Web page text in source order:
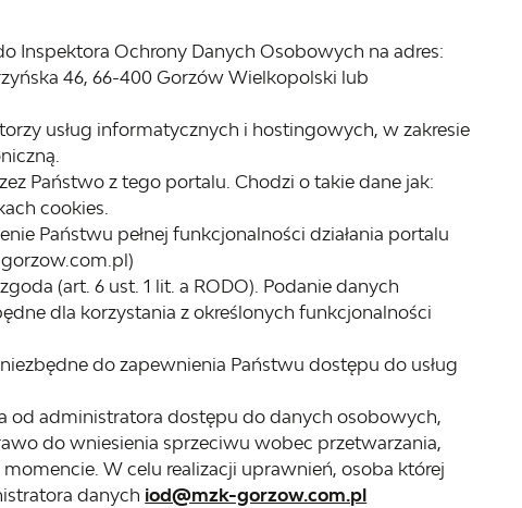
Inspektora Ochrony Danych Osobowych na adres:
46, 66-400 Gorzów Wielkopolski lub
usług informatycznych i hostingowych, w zakresie
Państwo z tego portalu. Chodzi o takie dane jak:
cookies.
Państwu pełnej funkcjonalności działania portalu
(art. 6 ust. 1 lit. a RODO). Podanie danych
dla korzystania z określonych funkcjonalności
do zapewnienia Państwu dostępu do usług
od administratora dostępu do danych osobowych,
do wniesienia sprzeciwu wobec przetwarzania,
W celu realizacji uprawnień, osoba której
danych iod@mzk-gorzow.com.pl